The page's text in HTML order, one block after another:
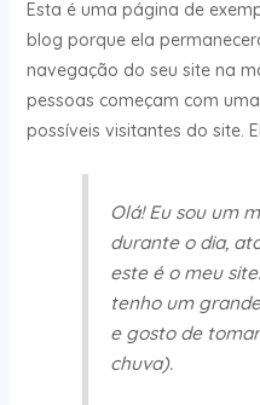
Esta é uma página de
blog porque ela
navegação do seu site na
pessoas começam com
possíveis visitantes do site.
Olá! Eu sou um
durante o dia,
este é o meu
tenho um
e gosto de
chuva).